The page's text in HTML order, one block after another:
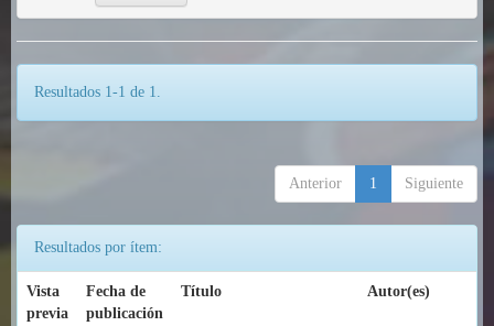
Resultados 1-1 de 1.
Anterior 1 Siguiente
Resultados por ítem:
Vista
previa
Fecha de
publicación
Título Autor(es)